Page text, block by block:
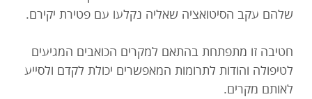
שלהם עקב הסיטואציה שאליה נקלעו עם פטירת יקירם.
חטיבה זו מתפתחת בהתאם למקרים הכואבים המגיעים
לטיפולה והודות לתרומות המאפשרים יכולת לקדם ולסייע
לאותם מקרים.